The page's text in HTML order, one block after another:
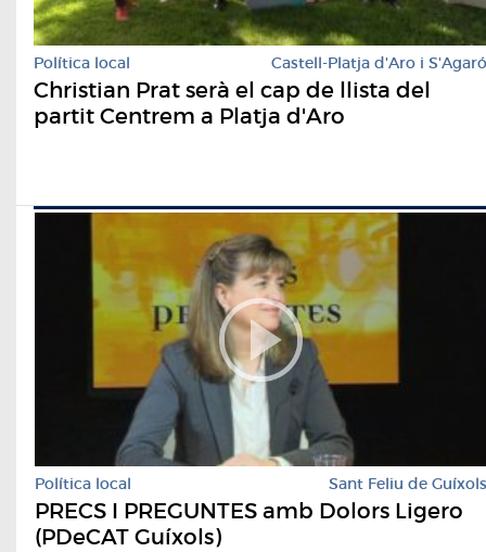
Política local Castell-Platja d'Aro i S'Agaró
Christian Prat serà el cap de llista del
partit Centrem a Platja d'Aro
Política local Sant Feliu de Guíxols
PRECS I PREGUNTES amb Dolors Ligero
(PDeCAT Guíxols)